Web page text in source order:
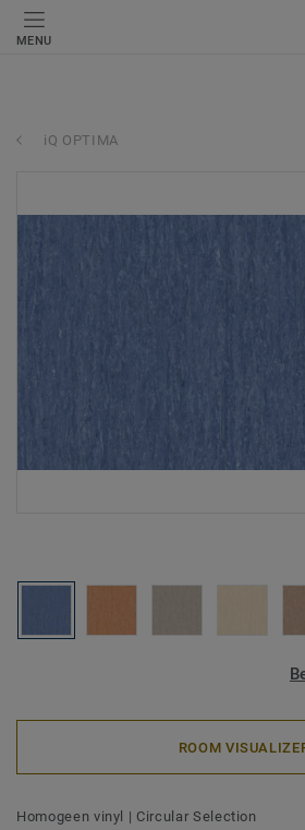
MENU
iQ OPTIMA
ROOM
Homogeen vinyl | Circular Selection